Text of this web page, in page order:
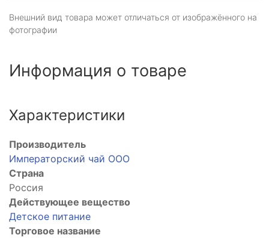
Внешний вид товара может отличаться от изображённого на
фотографии
Информация о товаре
Характеристики
Производитель
Императорский чай ООО
Страна
Россия
Действующее вещество
Детское питание
Торговое название